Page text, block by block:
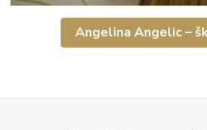
Angelina Angelic –